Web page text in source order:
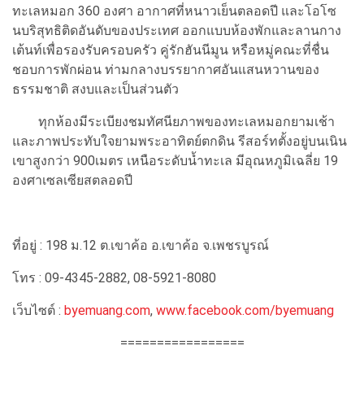
ทะเลหมอก 360 องศา อากาศที่หนาวเย็นตลอดปี และโอโซ
นบริสุทธิติดอันดับของประเทศ ออกแบบห้องพักและลานกาง
เต้นท์เพื่อรองรับครอบครัว คู่รักฮันนีมูน หรือหมู่คณะที่ชื่น
ชอบการพักผ่อน ท่ามกลางบรรยากาศอันแสนหวานของ
ธรรมชาติ สงบและเป็นส่วนตัว
ทุกห้องมีระเบียงชมทัศนียภาพของทะเลหมอกยามเช้า
และภาพประทับใจยามพระอาทิตย์ตกดิน รีสอร์ทตั้งอยู่บนเนิน
เขาสูงกว่า 900เมตร เหนือระดับน้ำทะเล มีอุณหภูมิเฉลี่ย 19
องศาเซลเซียสตลอดปี
ที่อยู่ : 198 ม.12 ต.เขาค้อ อ.เขาค้อ จ.เพชรบูรณ์
โทร : 09-4345-2882, 08-5921-8080
เว็บไซต์ : byemuang.com, www.facebook.com/byemuang
=================